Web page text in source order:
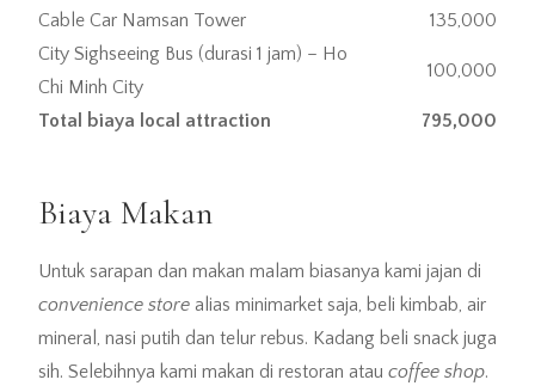
Cable Car Namsan Tower
135,000
City Sighseeing Bus (durasi 1 jam) – Ho
Chi Minh City
100,000
Total biaya local attraction 795,000
Biaya Makan
Untuk sarapan dan makan malam biasanya kami jajan di
convenience store alias minimarket saja, beli kimbab, air
mineral, nasi putih dan telur rebus. Kadang beli snack juga
sih. Selebihnya kami makan di restoran atau coffee shop.